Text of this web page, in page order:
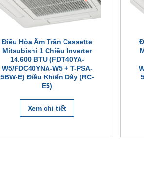
Điều Hòa Âm Trần Cassette
Mitsubishi 1 Chiều Inverter
14.600 BTU (FDT40YA-
W5/FDC40YNA-W5 + T-PSA-
5BW-E) Điều Khiển Dây (RC-
E5)
Xem chi tiết